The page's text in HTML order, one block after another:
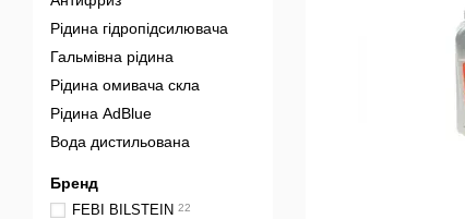
Рідина гідропідсилювача
Гальмівна рідина
Рідина омивача скла
Рідина AdBlue
Вода дистильована
Бренд
FEBI BILSTEIN 22